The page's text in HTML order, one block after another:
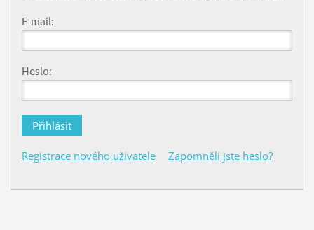
E-mail:
Heslo:
Registrace nového uživatele Zapomněli jste heslo?